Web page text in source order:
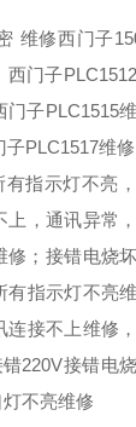
维修西门子
西门子
门子PLC1515
PLC1517维
指示灯不亮
上，通讯异常
；接错电烧
有指示灯不亮
连接不上维修
220V接错电
不亮维修